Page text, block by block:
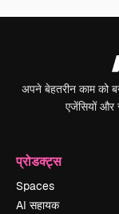
अपने बेहतरीन काम को
एजेंसियों और
प्रोडक्ट्स
Spaces
AI सहायक